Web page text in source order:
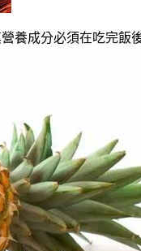
養成分必須在吃完飯